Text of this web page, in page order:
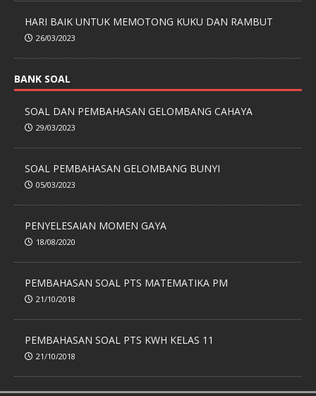
HARI BAIK UNTUK MEMOTONG KUKU DAN RAMBUT
26/03/2023
BANK SOAL
SOAL DAN PEMBAHASAN GELOMBANG CAHAYA
29/03/2023
SOAL PEMBAHASAN GELOMBANG BUNYI
05/03/2023
PENYELESAIAN MOMEN GAYA
18/08/2020
PEMBAHASAN SOAL PTS MATEMATIKA PM
21/10/2018
PEMBAHASAN SOAL PTS KWH KELAS 11
21/10/2018